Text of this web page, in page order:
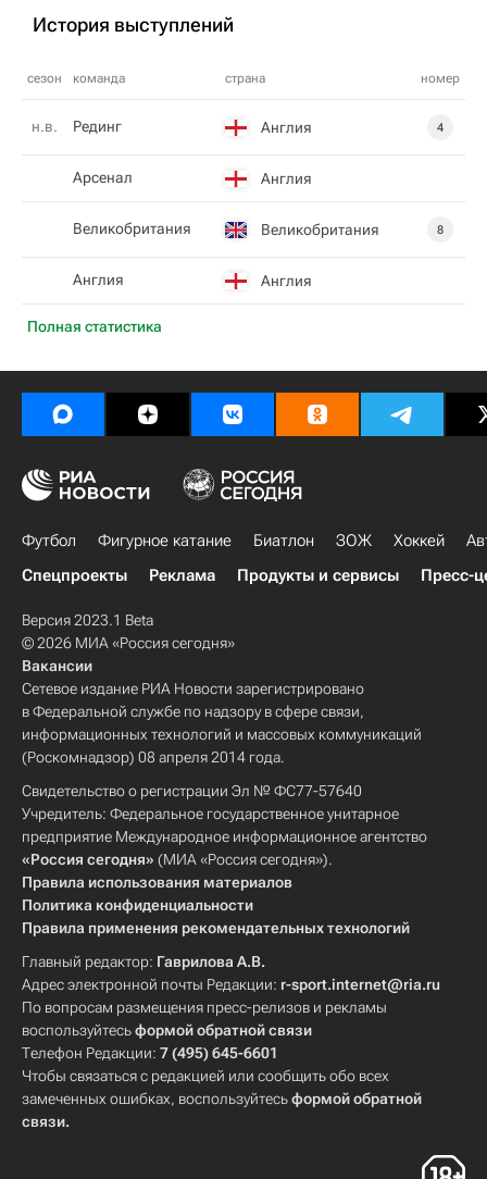
История выступлений
сезон команда страна номер
Полная статистика
н.в. Рединг Англия 4
Арсенал Англия
Великобритания Великобритания 8
Англия Англия
Футбол Фигурное катание Биатлон ЗОЖ Хоккей
Спецпроекты
Реклама Продукты и сервисы Пресс-
Версия 2023.1 Beta
© 2026 МИА «Россия сегодня»
Вакансии
Сетевое издание РИА Новости зарегистрировано
в Федеральной службе по надзору в сфере связи,
информационных технологий и массовых коммуникаций
(Роскомнадзор) 08 апреля 2014 года.
Свидетельство о регистрации Эл № ФС77-57640
Учредитель: Федеральное государственное унитарное
предприятие Международное информационное агентство
«Россия сегодня» (МИА «Россия сегодня»).
Правила использования материалов
Политика конфиденциальности
Правила применения рекомендательных технологий
Главный редактор: Гаврилова А.В.
Адрес электронной почты Редакции: r-sport.internet@ria.ru
По вопросам размещения пресс-релизов и рекламы
воспользуйтесьформой обратной связи
Телефон Редакции: 7 (495) 645-6601
Чтобы связаться с редакцией или сообщить обо всех
замеченных ошибках, воспользуйтесьформой обратной
связи.